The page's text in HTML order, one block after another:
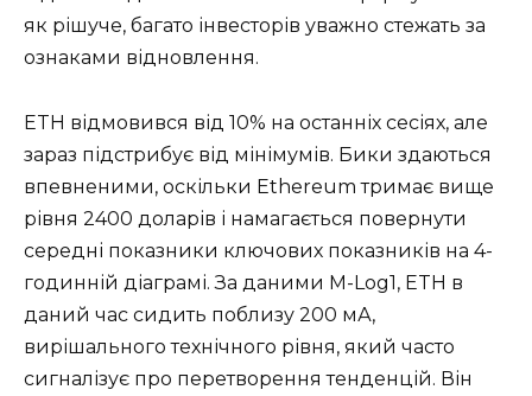
як рішуче, багато інвесторів уважно стежать за
ознаками відновлення.
ETH відмовився від 10% на останніх сесіях, але
зараз підстрибує від мінімумів. Бики здаються
впевненими, оскільки Ethereum тримає вище
рівня 2400 доларів і намагається повернути
середні показники ключових показників на 4-
годинній діаграмі. За даними M-Log1, ETH в
даний час сидить поблизу 200 мА,
вирішального технічного рівня, який часто
сигналізує про перетворення тенденцій. Він